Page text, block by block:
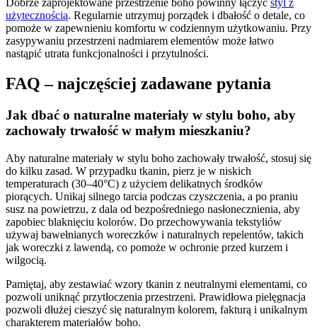
Dobrze zaprojektowane przestrzenie boho powinny łączyć styl z
użytecznością. Regularnie utrzymuj porządek i dbałość o detale, co
pomoże w zapewnieniu komfortu w codziennym użytkowaniu. Przy
zasypywaniu przestrzeni nadmiarem elementów może łatwo
nastąpić utrata funkcjonalności i przytulności.
FAQ – najczęściej zadawane pytania
Jak dbać o naturalne materiały w stylu boho, aby
zachowały trwałość w małym mieszkaniu?
Aby naturalne materiały w stylu boho zachowały trwałość, stosuj się
do kilku zasad. W przypadku tkanin, pierz je w niskich
temperaturach (30–40°C) z użyciem delikatnych środków
piorących. Unikaj silnego tarcia podczas czyszczenia, a po praniu
susz na powietrzu, z dala od bezpośredniego nasłonecznienia, aby
zapobiec blaknięciu kolorów. Do przechowywania tekstyliów
używaj bawełnianych woreczków i naturalnych repelentów, takich
jak woreczki z lawendą, co pomoże w ochronie przed kurzem i
wilgocią.
Pamiętaj, aby zestawiać wzory tkanin z neutralnymi elementami, co
pozwoli uniknąć przytłoczenia przestrzeni. Prawidłowa pielęgnacja
pozwoli dłużej cieszyć się naturalnym kolorem, fakturą i unikalnym
charakterem materiałów boho.